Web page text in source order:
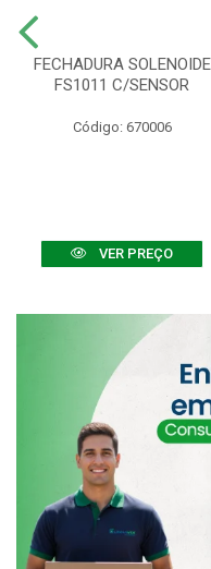
FECHADURA SOLENOIDE
FS1011 C/SENSOR
Código: 670006
VER PREÇO